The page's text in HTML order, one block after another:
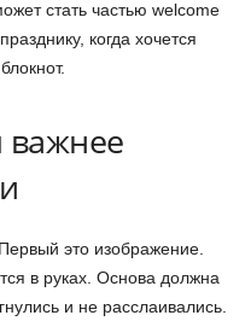
стать частью welcome
когда хочется
важнее
это изображение.
в руках. Основа должна
и не расслаивались.